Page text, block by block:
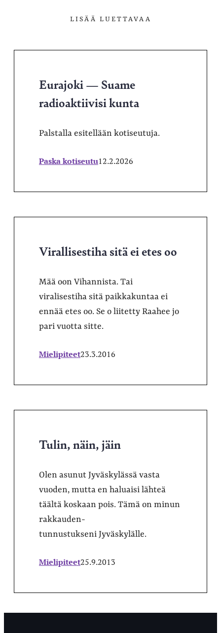
LISÄÄ LUETTAVAA
Eurajoki — Suame
radioaktiivisi kunta
Palstalla esitellään kotiseutuja.
Paska kotiseutu12.2.2026
Virallisestiha sitä ei etes oo
Mää oon Vihannista. Tai
viralisestiha sitä paikkakuntaa ei
ennää etes oo. Se o liitetty Raahee jo
pari vuotta sitte.
Mielipiteet23.3.2016
Tulin, näin, jäin
Olen asunut Jyväskylässä vasta
vuoden, mutta en haluaisi lähteä
täältä koskaan pois. Tämä on minun
rakkauden-
tunnustukseni Jyväskylälle.
Mielipiteet25.9.2013